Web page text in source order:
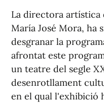
La directora artística
María José Mora, ha
desgranar la
afrontat este
un teatre del segle
desenrotllament
en el qual l'exhibició